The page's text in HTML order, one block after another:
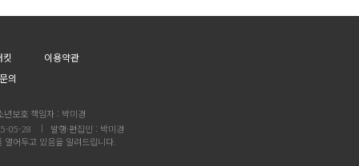
이용약관
의
년보호 책임자 : 박미경
05-28
발행·편집인 : 박미경
어두고 있음을 알려드립니다.